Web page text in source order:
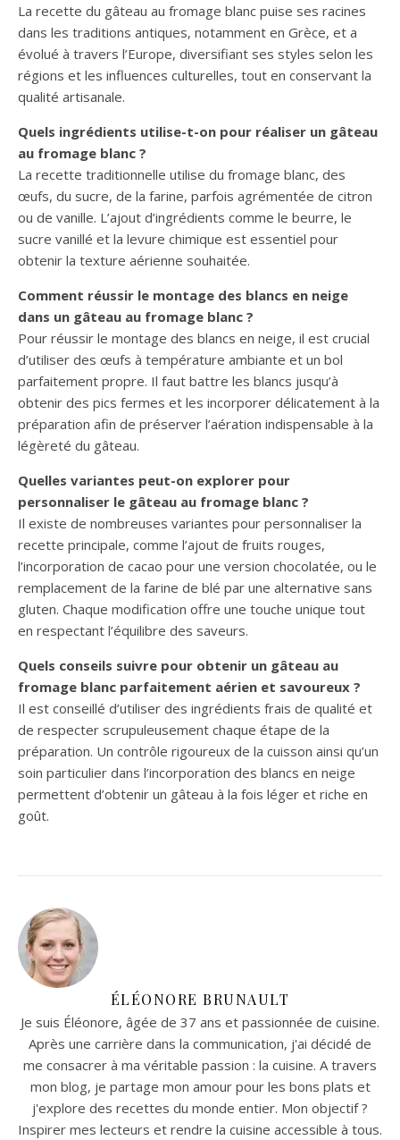
La recette du gâteau au fromage blanc puise ses racines
dans les traditions antiques, notamment en Grèce, et a
évolué à travers l’Europe, diversifiant ses styles selon les
régions et les influences culturelles, tout en conservant la
qualité artisanale.
Quels ingrédients utilise-t-on pour réaliser un gâteau
au fromage blanc ?
La recette traditionnelle utilise du fromage blanc, des
œufs, du sucre, de la farine, parfois agrémentée de citron
ou de vanille. L’ajout d’ingrédients comme le beurre, le
sucre vanillé et la levure chimique est essentiel pour
obtenir la texture aérienne souhaitée.
Comment réussir le montage des blancs en neige
dans un gâteau au fromage blanc ?
Pour réussir le montage des blancs en neige, il est crucial
d’utiliser des œufs à température ambiante et un bol
parfaitement propre. Il faut battre les blancs jusqu’à
obtenir des pics fermes et les incorporer délicatement à la
préparation afin de préserver l’aération indispensable à la
légèreté du gâteau.
Quelles variantes peut-on explorer pour
personnaliser le gâteau au fromage blanc ?
Il existe de nombreuses variantes pour personnaliser la
recette principale, comme l’ajout de fruits rouges,
l’incorporation de cacao pour une version chocolatée, ou le
remplacement de la farine de blé par une alternative sans
gluten. Chaque modification offre une touche unique tout
en respectant l’équilibre des saveurs.
Quels conseils suivre pour obtenir un gâteau au
fromage blanc parfaitement aérien et savoureux ?
Il est conseillé d’utiliser des ingrédients frais de qualité et
de respecter scrupuleusement chaque étape de la
préparation. Un contrôle rigoureux de la cuisson ainsi qu’un
soin particulier dans l’incorporation des blancs en neige
permettent d’obtenir un gâteau à la fois léger et riche en
goût.
ÉLÉONORE BRUNAULT
Je suis Éléonore, âgée de 37 ans et passionnée de cuisine.
Après une carrière dans la communication, j'ai décidé de
me consacrer à ma véritable passion : la cuisine. A travers
mon blog, je partage mon amour pour les bons plats et
j'explore des recettes du monde entier. Mon objectif ?
Inspirer mes lecteurs et rendre la cuisine accessible à tous.